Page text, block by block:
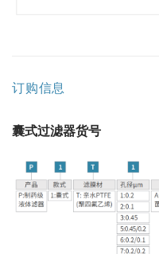
订购信息
囊式过滤器货号